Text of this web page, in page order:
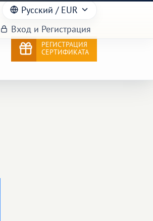
Русский / EUR
Вход и Регистрация
РЕГИСТРАЦИЯ
СЕРТИФИКАТА